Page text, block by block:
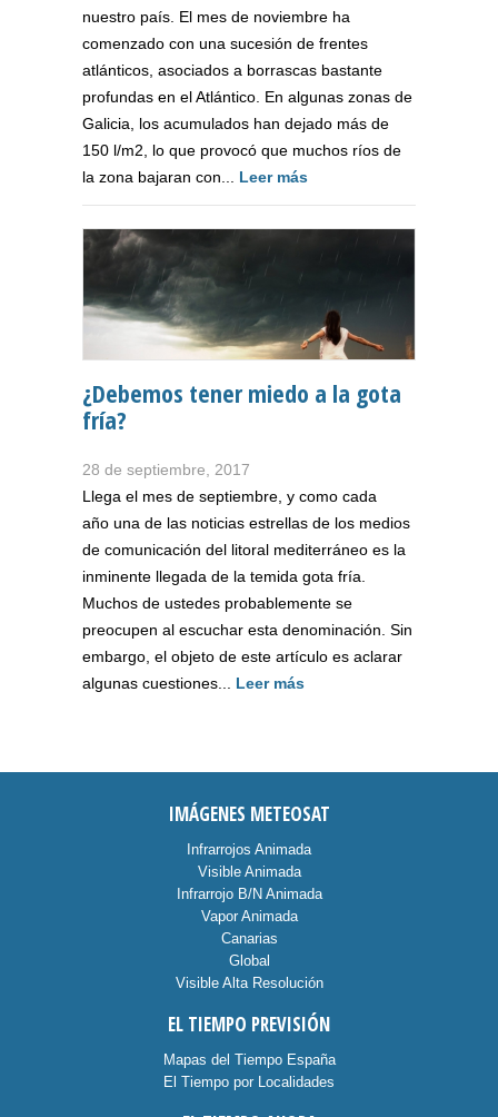
nuestro país. El mes de noviembre ha
comenzado con una sucesión de frentes
atlánticos, asociados a borrascas bastante
profundas en el Atlántico. En algunas zonas de
Galicia, los acumulados han dejado más de
150 l/m2, lo que provocó que muchos ríos de
la zona bajaran con... Leer más
¿Debemos tener miedo a la gota
fría?
28 de septiembre, 2017
Llega el mes de septiembre, y como cada
año una de las noticias estrellas de los medios
de comunicación del litoral mediterráneo es la
inminente llegada de la temida gota fría.
Muchos de ustedes probablemente se
preocupen al escuchar esta denominación. Sin
embargo, el objeto de este artículo es aclarar
algunas cuestiones... Leer más
IMÁGENES METEOSAT
Infrarrojos Animada
Visible Animada
Infrarrojo B/N Animada
Vapor Animada
Canarias
Global
Visible Alta Resolución
EL TIEMPO PREVISIÓN
Mapas del Tiempo España
El Tiempo por Localidades